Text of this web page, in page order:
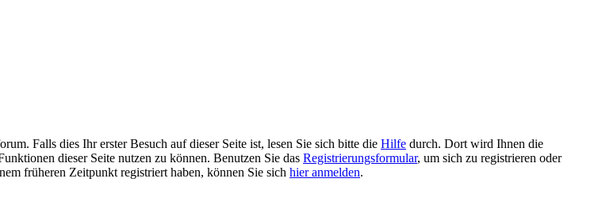
Falls dies Ihr erster Besuch auf dieser Seite ist, lesen Sie sich bitte die Hilfe durch. Dort wird Ihnen die
dieser Seite nutzen zu können. Benutzen Sie das Registrierungsformular, um sich zu registrieren oder
früheren Zeitpunkt registriert haben, können Sie sich hier anmelden.